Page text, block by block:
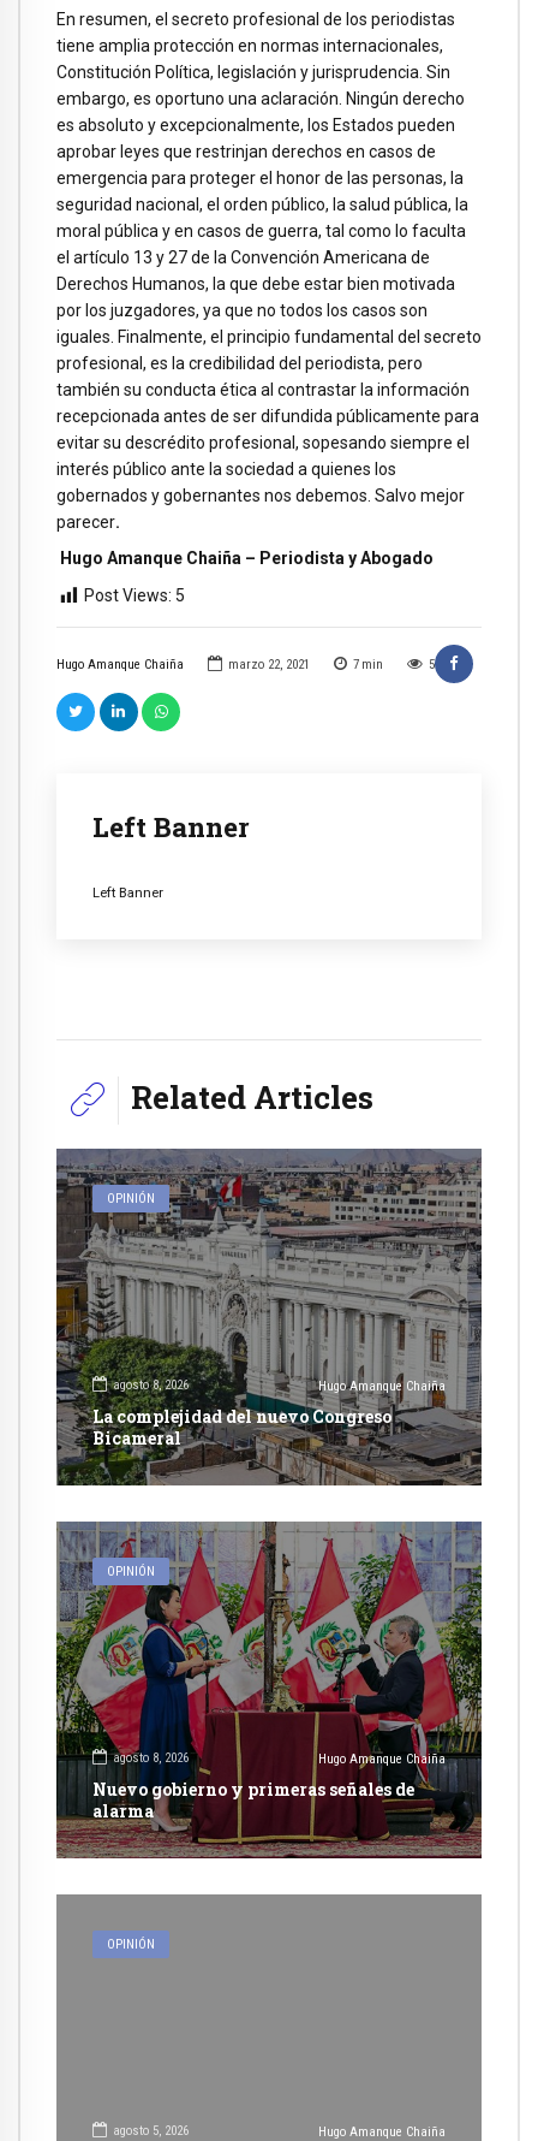
Hugo Amanque Chaiña marzo 22, 2021 7 min 5
Left Banner
Left Banner
En resumen, el secreto profesional de los periodistas
tiene amplia protección en normas internacionales,
Constitución Política, legislación y jurisprudencia. Sin
embargo, es oportuno una aclaración. Ningún derecho
es absoluto y excepcionalmente, los Estados pueden
aprobar leyes que restrinjan derechos en casos de
emergencia para proteger el honor de las personas, la
seguridad nacional, el orden público, la salud pública, la
moral pública y en casos de guerra, tal como lo faculta
el artículo 13 y 27 de la Convención Americana de
Derechos Humanos, la que debe estar bien motivada
por los juzgadores, ya que no todos los casos son
iguales. Finalmente, el principio fundamental del secreto
profesional, es la credibilidad del periodista, pero
también su conducta ética al contrastar la información
recepcionada antes de ser difundida públicamente para
evitar su descrédito profesional, sopesando siempre el
interés público ante la sociedad a quienes los
gobernados y gobernantes nos debemos. Salvo mejor
parecer.
Hugo Amanque Chaiña – Periodista y Abogado
Post Views: 5
Related Articles
OPINIÓN
agosto 8, 2026 Hugo Amanque Chaiña
La complejidad del nuevo Congreso
Bicameral
OPINIÓN
agosto 8, 2026 Hugo Amanque Chaiña
Nuevo gobierno y primeras señales de
alarma
OPINIÓN
agosto 5, 2026 Hugo Amanque Chaiña